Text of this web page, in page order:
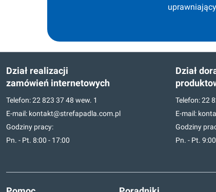
Dział realizacji
zamówień internetowych
Telefon:22 823 37 48 wew. 1
E-mail: kontakt@strefapadla.com.pl
Godziny pracy:
Pn. - Pt. 8:00 - 17:00
Dział
Telefon:22
E-mail:
Godziny
Pn. - Pt.